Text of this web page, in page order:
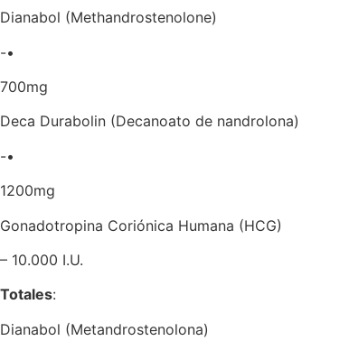
Dianabol (Methandrostenolone)
-•
700mg
Deca Durabolin (Decanoato de nandrolona)
-•
1200mg
Gonadotropina Coriónica Humana (HCG)
– 10.000 I.U.
Totales:
Dianabol (Metandrostenolona)